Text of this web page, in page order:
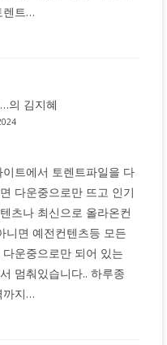
렌트…
의 김지혜
이트에서 토렌트파일을 다
다운중으로만 뜨고 인기
츠나 최신으로 올라온컨
니면 예전컨텐츠등 모든
운중으로만 되어 있는
멈춰있습니다.. 하루종
까지…